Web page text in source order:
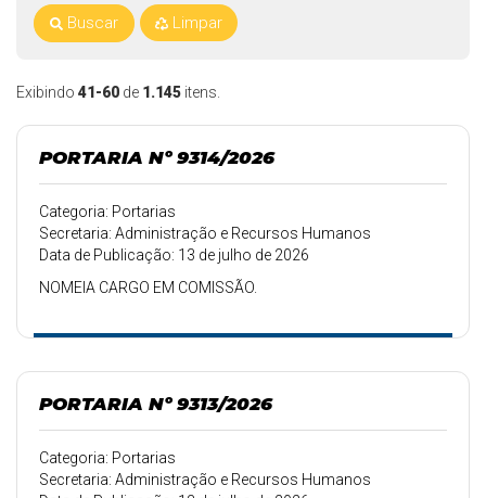
Exibindo 41-60 de 1.145 itens.
PORTARIA Nº 9314/2026
Categoria: Portarias
Secretaria: Administração e Recursos Humanos
Data de Publicação: 13 de julho de 2026
NOMEIA CARGO EM COMISSÃO.
PORTARIA Nº 9313/2026
Categoria: Portarias
Secretaria: Administração e Recursos Humanos
Buscar Limpar